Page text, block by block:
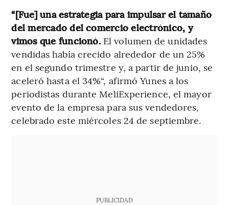
“[Fue] una estrategia para impulsar el tamaño
del mercado del comercio electrónico, y
vimos que funcionó.El volumen de unidades
vendidas había crecido alrededor de un 25%
en el segundo trimestre y, a partir de junio, se
aceleró hasta el 34%“, afirmó Yunes a los
periodistas durante MeliExperience, el mayor
evento de la empresa para sus vendedores,
celebrado este miércoles 24 de septiembre.
PUBLICIDAD